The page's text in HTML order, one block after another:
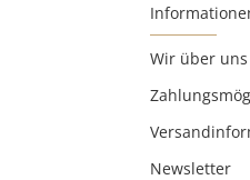
Wir über uns
Newsletter